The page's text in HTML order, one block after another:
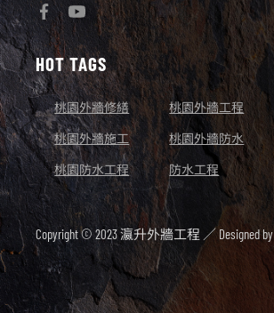
HOT TAGS
桃園外牆修繕 桃園外牆工程
桃園外牆施工 桃園外牆防水
桃園防水工程 防水工程
Copyright © 2023 瀛升外牆工程 ／ Designed by